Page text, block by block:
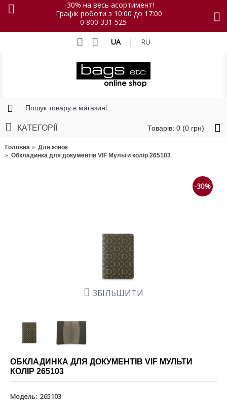
-30% на весь асортимент!
Графік роботи з 10:00 до 17:00
0 800 331 525
UA | RU
Товарів: 0 (0 грн)
КАТЕГОРІЇ
Головна
Для жінок
Обкладинка для документів VIF Мульти колір 265103
-30%
ЗБІЛЬШИТИ
ОБКЛАДИНКА ДЛЯ ДОКУМЕНТІВ VIF МУЛЬТИ
КОЛІР 265103
Модель: 265103